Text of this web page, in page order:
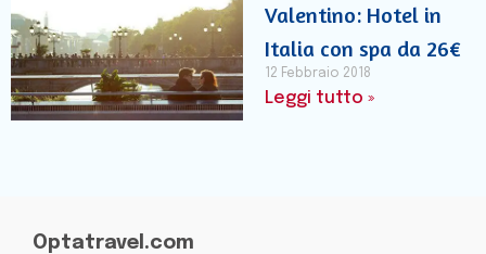
Valentino: Hotel in
Italia con spa da 26€
12 Febbraio 2018
Leggi tutto »
Optatravel.com